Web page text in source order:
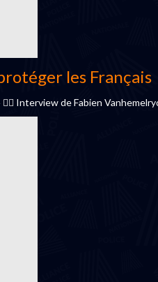
les Français
Interview de Fabien